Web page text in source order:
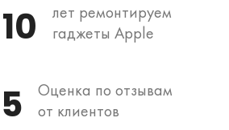
10
лет ремонтируем
гаджеты Apple
5
Оценка по отзывам
от клиентов